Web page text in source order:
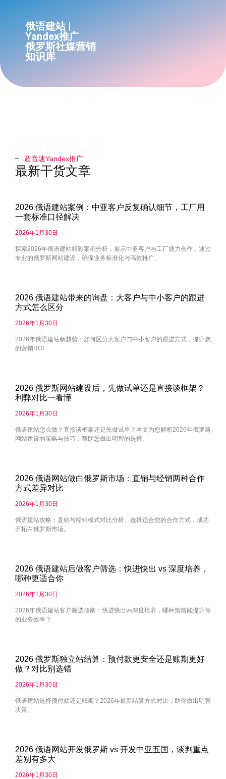
俄语建站 |
Yandex推广
俄罗斯社媒营销
知识库
超音速Yandex推广​
最新干货文章
2026 俄语建站案例：中亚客户反复确认细节，工厂用
一套标准口径解决
2026年1月30日
探索2026年俄语建站精彩案例分析，展示中亚客户与工厂通力合作，通过
专业的俄罗斯网站建设，确保业务标准化与高效推广。
2026 俄语建站带来的询盘：大客户与中小客户的跟进
方式怎么区分
2026年1月30日
2026年俄语建站新趋势：如何区分大客户与中小客户的跟进方式，提升您
的营销ROI.
2026 俄罗斯网站建设后，先做试单还是直接谈框架？
利弊对比一看懂
2026年1月30日
俄语建站怎么做？直接谈框架还是先做试单？本文为您解析2026年俄罗斯
网站建设的策略与技巧，帮助您做出明智的选择.
2026 俄语网站做白俄罗斯市场：直销与经销两种合作
方式差异对比
2026年1月30日
俄语建站攻略：直销与经销模式对比分析。选择适合您的合作方式，成功
开拓白俄罗斯市场。
2026 俄语建站后做客户筛选：快进快出 vs 深度培养，
哪种更适合你
2026年1月30日
2026年俄语建站客户筛选指南：快进快出vs深度培养，哪种策略能提升你
的业务效率？
2026 俄罗斯独立站结算：预付款更安全还是账期更好
做？对比别选错
2026年1月30日
俄语建站选择预付款还是账期？2026年最新结算方式对比，助你做出明智
决策。
2026 俄语网站开发俄罗斯 vs 开发中亚五国，谈判重点
差别有多大
2026年1月30日